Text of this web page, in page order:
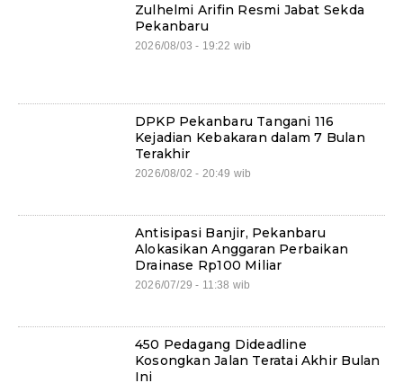
Zulhelmi Arifin Resmi Jabat Sekda
Pekanbaru
2026/08/03 - 19:22 wib
DPKP Pekanbaru Tangani 116
Kejadian Kebakaran dalam 7 Bulan
Terakhir
2026/08/02 - 20:49 wib
Antisipasi Banjir, Pekanbaru
Alokasikan Anggaran Perbaikan
Drainase Rp100 Miliar
2026/07/29 - 11:38 wib
450 Pedagang Dideadline
Kosongkan Jalan Teratai Akhir Bulan
Ini